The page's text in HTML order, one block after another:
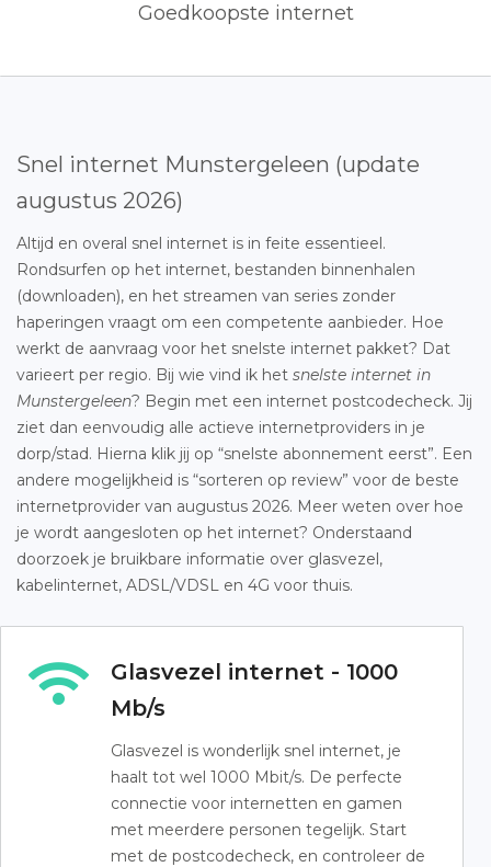
Goedkoopste internet
Snel internet Munstergeleen (update
augustus 2026)
Altijd en overal snel internet is in feite essentieel.
Rondsurfen op het internet, bestanden binnenhalen
(downloaden), en het streamen van series zonder
haperingen vraagt om een competente aanbieder. Hoe
werkt de aanvraag voor het snelste internet pakket? Dat
varieert per regio. Bij wie vind ik het snelste internet in
Munstergeleen? Begin met een internet postcodecheck. Jij
ziet dan eenvoudig alle actieve internetproviders in je
dorp/stad. Hierna klik jij op “snelste abonnement eerst”. Een
andere mogelijkheid is “sorteren op review” voor de beste
internetprovider van augustus 2026. Meer weten over hoe
je wordt aangesloten op het internet? Onderstaand
doorzoek je bruikbare informatie over glasvezel,
kabelinternet, ADSL/VDSL en 4G voor thuis.
Glasvezel internet - 1000
Mb/s
Glasvezel is wonderlijk snel internet, je
haalt tot wel 1000 Mbit/s. De perfecte
connectie voor internetten en gamen
met meerdere personen tegelijk. Start
met de postcodecheck, en controleer de